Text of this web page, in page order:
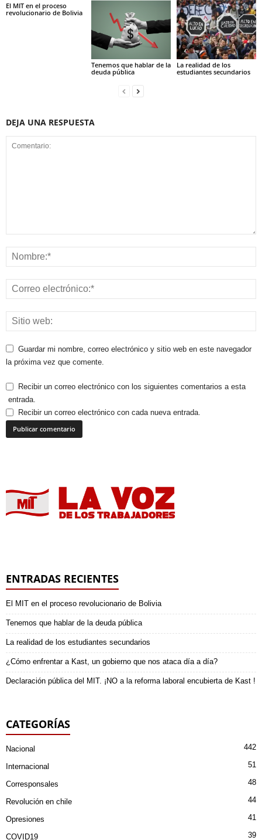
El MIT en el proceso
revolucionario de Bolivia
Tenemos que hablar de la
deuda pública
La realidad de los
estudiantes secundarios
DEJA UNA RESPUESTA
Guardar mi nombre, correo electrónico y sitio web en este navegador
la próxima vez que comente.
Recibir un correo electrónico con los siguientes comentarios a esta
entrada.
Recibir un correo electrónico con cada nueva entrada.
ENTRADAS RECIENTES
El MIT en el proceso revolucionario de Bolivia
Tenemos que hablar de la deuda pública
La realidad de los estudiantes secundarios
¿Cómo enfrentar a Kast, un gobierno que nos ataca día a día?
Declaración pública del MIT. ¡NO a la reforma laboral encubierta de Kast !
CATEGORÍAS
Nacional 442
Internacional 51
Corresponsales 48
Revolución en chile 44
Opresiones 41
COVID19 39